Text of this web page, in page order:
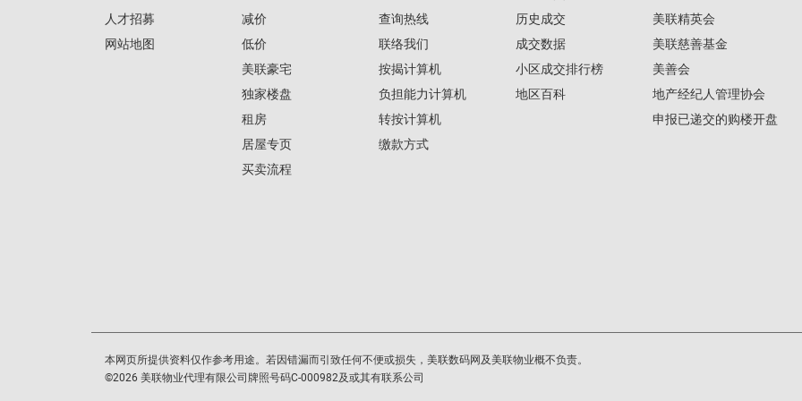
人才招募
网站地图
减价
低价
美联豪宅
独家楼盘
租房
居屋专页
买卖流程
查询热线
联络我们
按揭计算机
负担能力计算机
转按计算机
缴款方式
历史成交
成交数据
小区成交排行榜
地区百科
美联精英会
美联慈善基金
美善会
地产经纪人管理协会
申报已递交的购楼开盘
本网页所提供资料仅作参考用途。若因错漏而引致任何不便或损失，美联数码网及美联物业概不负责。
©2026 美联物业代理有限公司牌照号码C-000982及或其有联系公司